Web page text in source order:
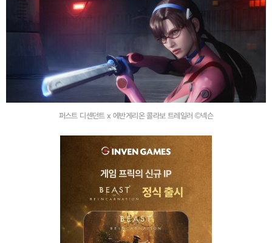
퍼스트 디센던트 x 에반게리온 콜라보 트레일러 ©넥슨